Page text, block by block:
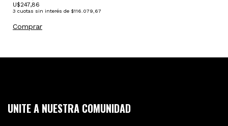
U$247,86
3 cuotas sin interés de $116.079,67
Comprar
UNITE A NUESTRA COMUNIDAD